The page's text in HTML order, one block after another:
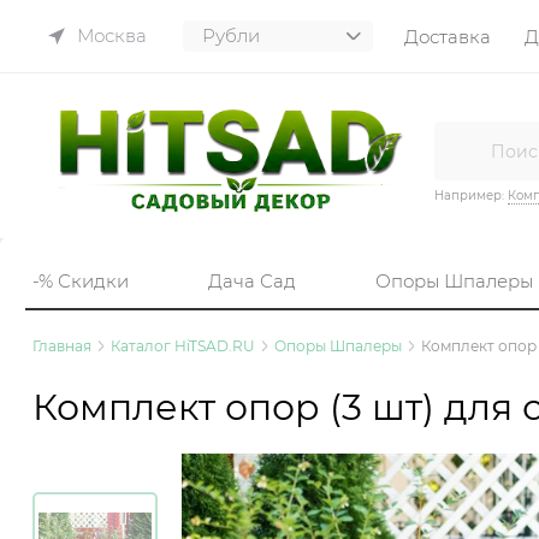
Москва Доставка
Например:
-% Скидки Дача Сад Опоры Шпалеры
Главная Каталог HiTSAD.RU Опоры Шпалеры Комплект опор
Комплект опор (3 шт) для